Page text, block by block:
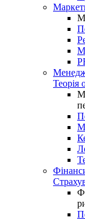
Теорія